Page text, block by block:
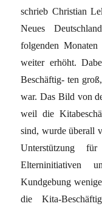
schrieb Christian
Neues
folgenden
weiter erhöht.
Beschäftig- ten
war. Das Bild von
weil die
sind, wurde überall
Unterstützung
Elterninitiativen
Kundgebung
die Kita-